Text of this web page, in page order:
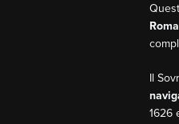
Il
1626